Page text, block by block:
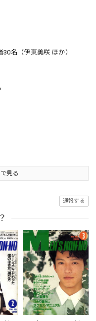
名（伊東美咲 ほか）
見る
通報する